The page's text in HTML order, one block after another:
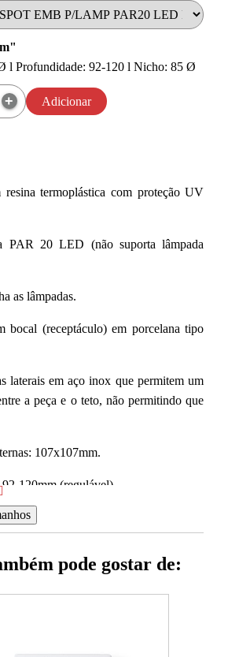
l Profundidade: 92-120 l Nicho: 85 Ø
Adicionar
resina termoplástica com proteção UV
PAR 20 LED (não suporta lâmpada
as lâmpadas.
bocal (receptáculo) em porcelana tipo
laterais em aço inox que permitem um
a peça e o teto, não permitindo que
107x107mm.
92-120mm (regulável)
85mm
pode gostar de: